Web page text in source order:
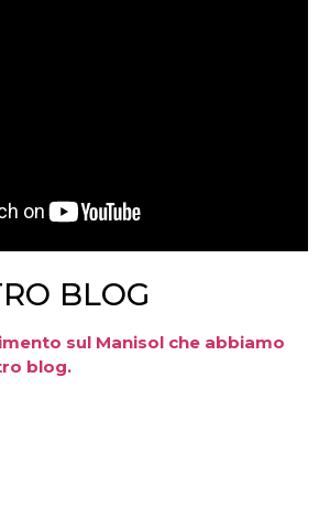
BLOG
sul Manisol che abbiamo
blog.